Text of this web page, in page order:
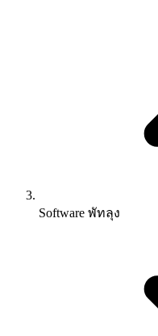
Software พัทลุง